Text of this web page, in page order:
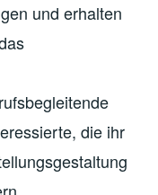
und erhalten
die ihr